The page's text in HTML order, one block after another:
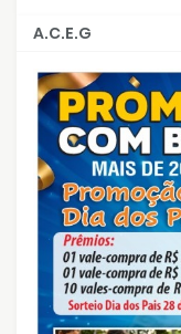
A.C.E.G